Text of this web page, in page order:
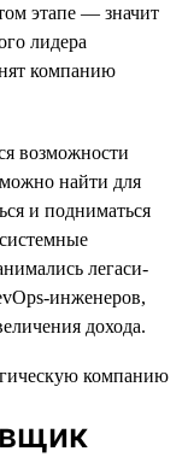
этапе — значит
лидера
компанию
возможности
можно найти для
и подниматься
легаси-
инженеров,
дохода.